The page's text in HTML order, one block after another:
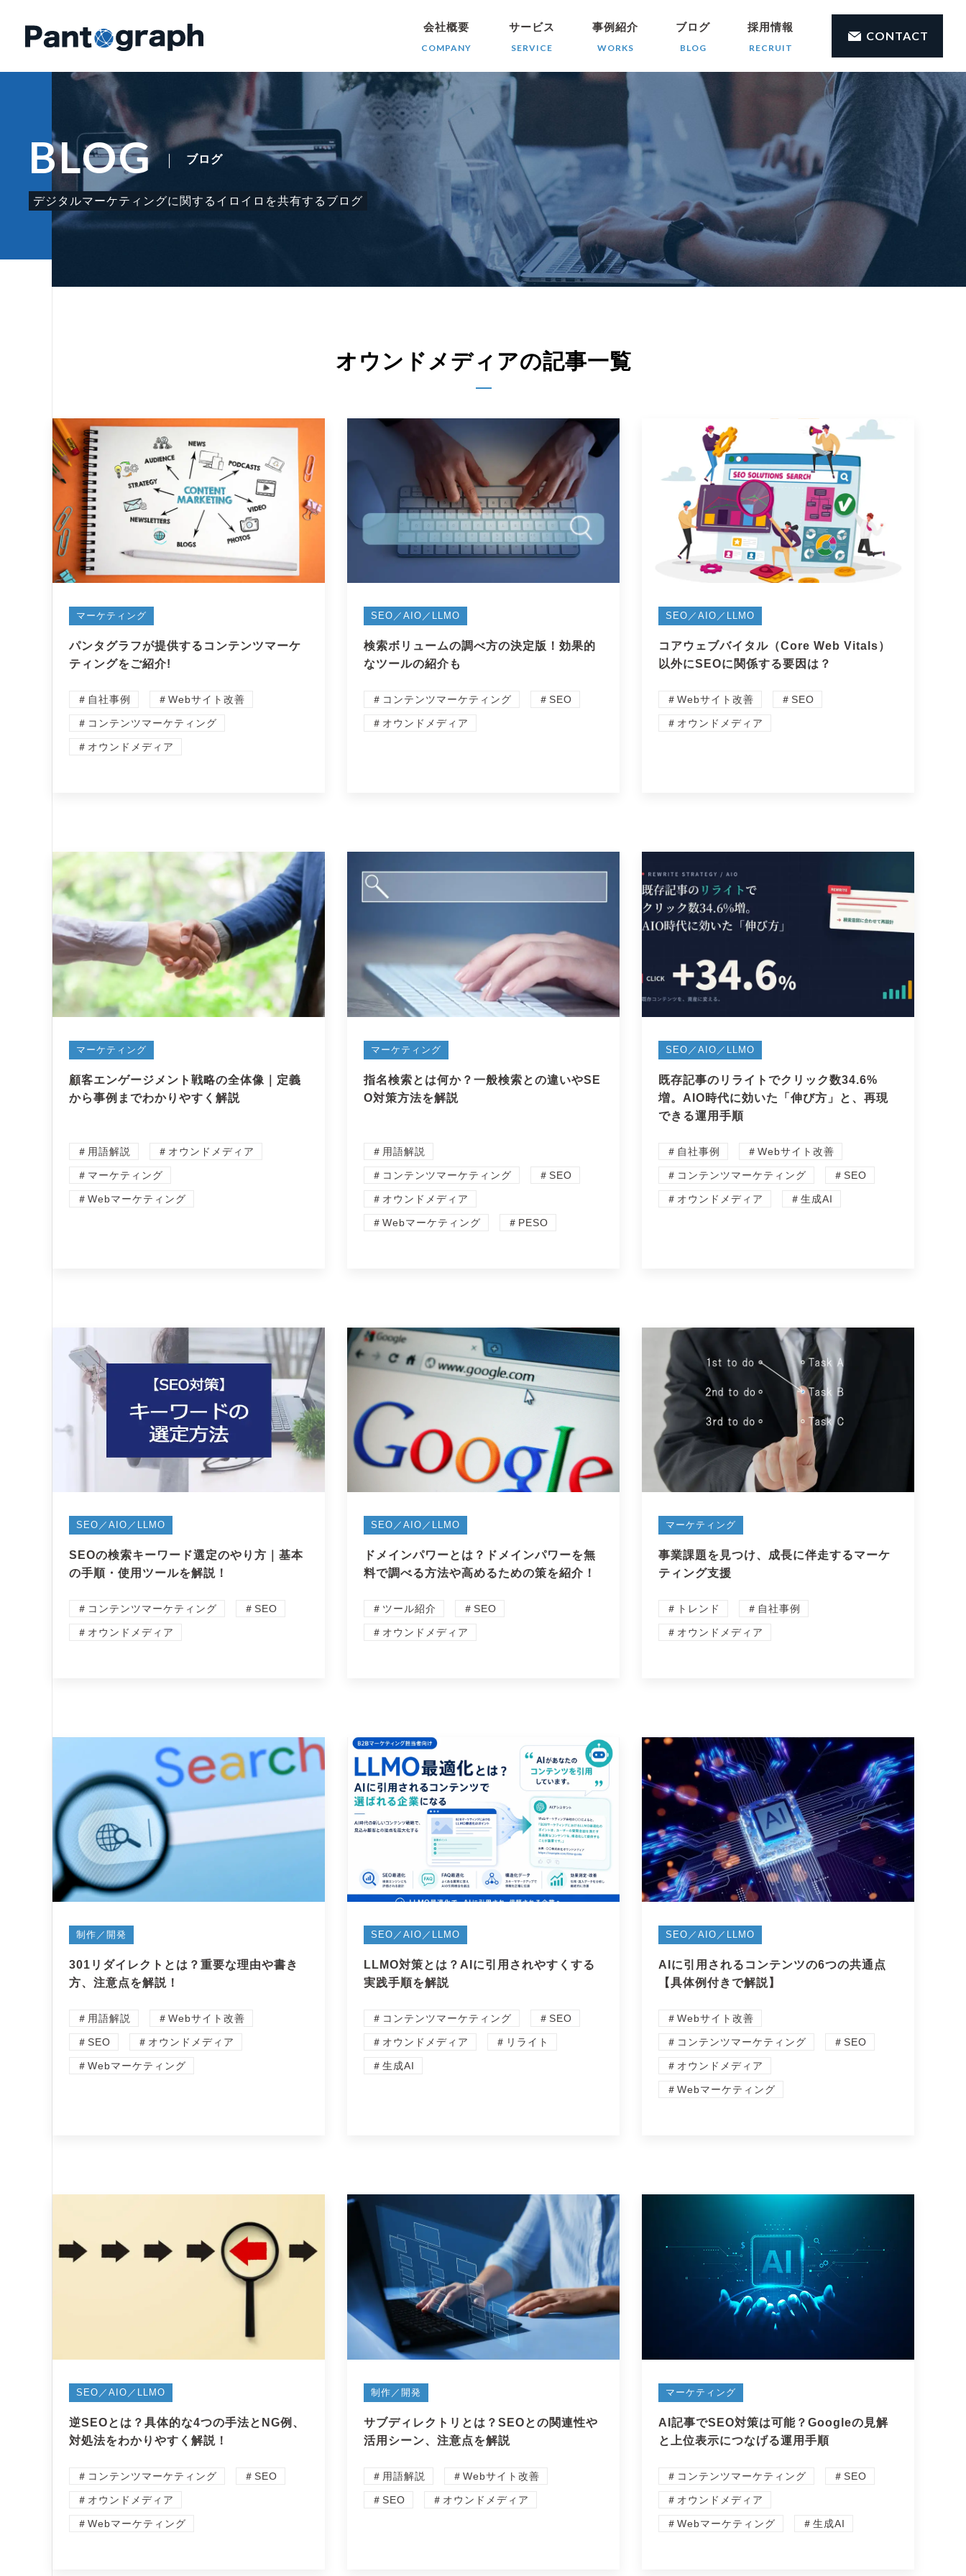
会社概要
COMPANY
サービス
SERVICE
事例紹介
WORKS
ブログ
BLOG
採用情報
RECRUIT
CONTACT
BLOG ブログ
デジタルマーケティングに関する イロイロを共有するブログ
オウンドメディアの記事一覧
マーケティング
パンタグラフが提供するコンテンツマーケ
ティングをご紹介!
＃自社事例 ＃Webサイト改善
＃コンテンツマーケティング
＃オウンドメディア
SEO／AIO／LLMO
検索ボリュームの調べ方の決定版！効果的
なツールの紹介も
＃コンテンツマーケティング ＃SEO
＃オウンドメディア
SEO／AIO／LLMO
コアウェブバイタル（Core Web Vitals）
以外にSEOに関係する要因は？
＃Webサイト改善 ＃SEO
＃オウンドメディア
マーケティング
顧客エンゲージメント戦略の全体像｜定義
から事例までわかりやすく解説
＃用語解説 ＃オウンドメディア
＃マーケティング
＃Webマーケティング
マーケティング
指名検索とは何か？一般検索との違いやSE
O対策方法を解説
＃用語解説
＃コンテンツマーケティング ＃SEO
＃オウンドメディア
＃Webマーケティング ＃PESO
SEO／AIO／LLMO
既存記事のリライトでクリック数34.6%
増。AIO時代に効いた「伸び方」と、再現
できる運用手順
＃自社事例 ＃Webサイト改善
＃コンテンツマーケティング ＃SEO
＃オウンドメディア ＃生成AI
SEO／AIO／LLMO
SEOの検索キーワード選定のやり方｜基本
の手順・使用ツールを解説！
＃コンテンツマーケティング ＃SEO
＃オウンドメディア
SEO／AIO／LLMO
ドメインパワーとは？ドメインパワーを無
料で調べる方法や高めるための策を紹介！
＃ツール紹介 ＃SEO
＃オウンドメディア
マーケティング
事業課題を見つけ、成長に伴走するマーケ
ティング支援
＃トレンド ＃自社事例
＃オウンドメディア
制作／開発
301リダイレクトとは？重要な理由や書き
方、注意点を解説！
＃用語解説 ＃Webサイト改善
＃SEO ＃オウンドメディア
＃Webマーケティング
SEO／AIO／LLMO
LLMO対策とは？AIに引用されやすくする
実践手順を解説
＃コンテンツマーケティング ＃SEO
＃オウンドメディア ＃リライト
＃生成AI
SEO／AIO／LLMO
AIに引用されるコンテンツの6つの共通点
【具体例付きで解説】
＃Webサイト改善
＃コンテンツマーケティング ＃SEO
＃オウンドメディア
＃Webマーケティング
SEO／AIO／LLMO
逆SEOとは？具体的な4つの手法とNG例、
対処法をわかりやすく解説！
＃コンテンツマーケティング ＃SEO
＃オウンドメディア
＃Webマーケティング
制作／開発
サブディレクトリとは？SEOとの関連性や
活用シーン、注意点を解説
＃用語解説 ＃Webサイト改善
＃SEO ＃オウンドメディア
マーケティング
AI記事でSEO対策は可能？Googleの見解
と上位表示につなげる運用手順
＃コンテンツマーケティング ＃SEO
＃オウンドメディア
＃Webマーケティング ＃生成AI